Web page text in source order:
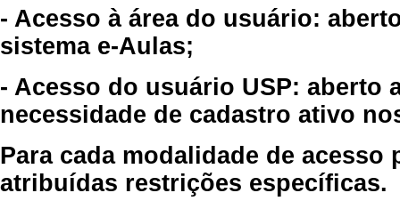
- Acesso à área do usuário:
sistema e-Aulas;
- Acesso do usuário USP: aberto
necessidade de cadastro ativo
Para cada modalidade de
atribuídas restrições específicas.